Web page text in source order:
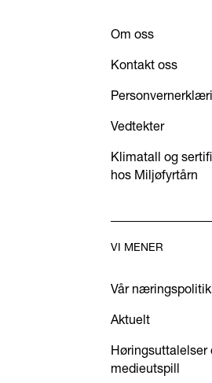
Om oss
Kontakt oss
Vedtekter
Klimatall og
hos Miljøfyrtårn
VI MENER
Vår
Aktuelt
Høringsuttalelser
medieutspill